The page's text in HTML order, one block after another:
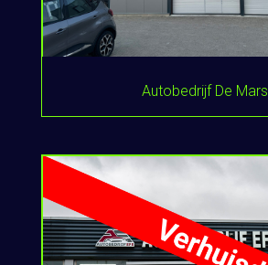
Autobedrijf De Mars